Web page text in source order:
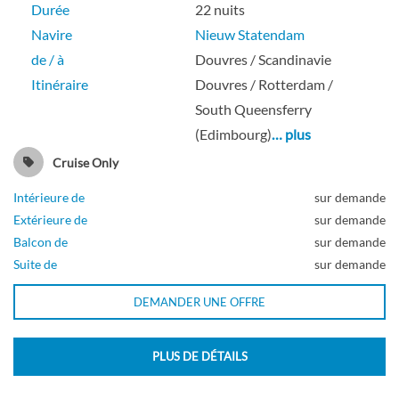
Pont Beethoven
Suite
Cabine avec véranda (vues partiellement
obstruées)
Pont Beethoven
Durée
22 nuits
Navire
Nieuw Statendam
de / à
Douvres / Scandinavie
Itinéraire
Douvres / Rotterdam /
South Queensferry
(Edimbourg)… plus
Cruise Only
Intérieure de
sur demande
Extérieure de
sur demande
Balcon de
sur demande
Suite de
sur demande
DEMANDER UNE OFFRE
PLUS DE DÉTAILS